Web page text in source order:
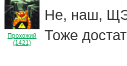
Прохожий
(1421)
Не, наш,
Тоже